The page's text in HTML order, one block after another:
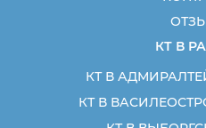
КТ В
КТ В
КТ В